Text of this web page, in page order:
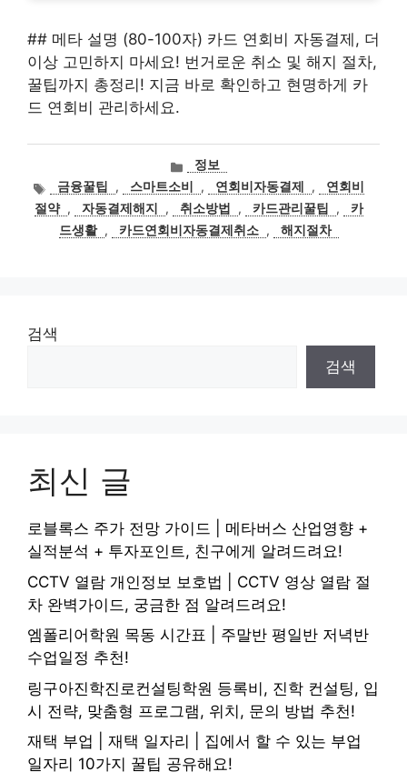
## 메타 설명 (80-100자) 카드 연회비 자동결제, 더
이상 고민하지 마세요! 번거로운 취소 및 해지 절차,
꿀팁까지 총정리! 지금 바로 확인하고 현명하게 카
드 연회비 관리하세요.
카
테
고
리
정보
태
그
금융꿀팁 , 스마트소비 , 연회비자동결제 ,
연회비
절약 , 자동결제해지 , 취소방법 , 카드관리꿀팁 ,
카
드생활 , 카드연회비자동결제취소 , 해지절차
검색
검색
최신 글
로블록스 주가 전망 가이드 | 메타버스 산업영향 +
실적분석 + 투자포인트, 친구에게 알려드려요!
CCTV 열람 개인정보 보호법 | CCTV 영상 열람 절
차 완벽가이드, 궁금한 점 알려드려요!
엠폴리어학원 목동 시간표 | 주말반 평일반 저녁반
수업일정 추천!
링구아진학진로컨설팅학원 등록비, 진학 컨설팅, 입
시 전략, 맞춤형 프로그램, 위치, 문의 방법 추천!
재택 부업 | 재택 일자리 | 집에서 할 수 있는 부업
일자리 10가지 꿀팁 공유해요!